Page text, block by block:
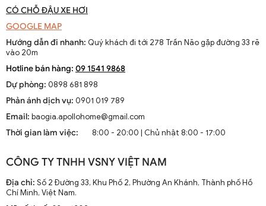
CÓ CHỖ ĐẬU XE HƠI
GOOGLE MAP
Hướng dẫn đi nhanh: Quý khách đi tới 278 Trần Não gặp đường 33 rẽ
vào 20m
Hotline bán hàng: 09 1541 9868
Dự phòng: 0898 681 898
Phản ánh dịch vụ: 0901 019 789
Email: baogia.apollohome@gmail.com
Thời gian làm việc:
8:00 - 20:00 | Chủ nhật 8:00 - 17:00
CÔNG TY TNHH VSNY VIỆT NAM
Địa chỉ: Số 2 Đường 33, Khu Phố 2, Phường An Khánh, Thành phố Hồ
Chí Minh, Việt Nam.